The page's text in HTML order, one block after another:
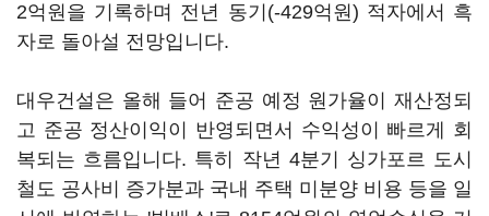
2억원을 기록하며 전년 동기(-429억원) 적자에서 흑
자로 돌아설 전망입니다.
대우건설은 올해 들어 준공 예정 원가율이 재산정되
고 준공 정산이익이 반영되면서 수익성이 빠르게 회
복되는 흐름입니다. 특히 작년 4분기 싱가포르 도시
철도 공사비 증가분과 국내 주택 미분양 비용 등을 일